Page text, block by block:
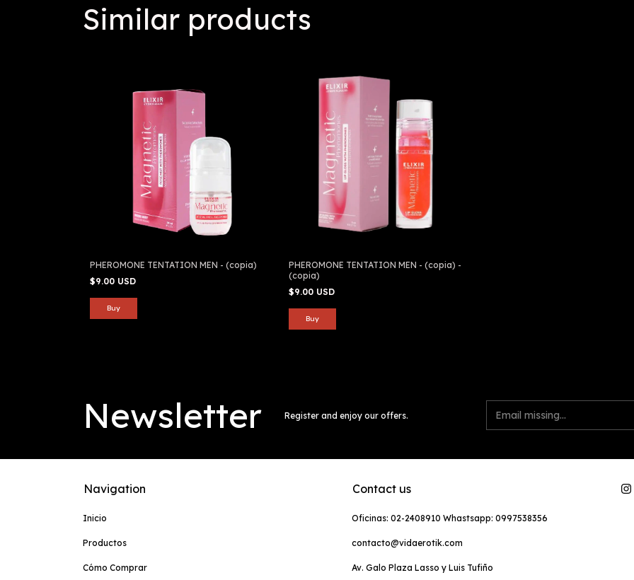
Similar products
PHEROMONE TENTATION MEN - (copia)
$9.00 USD
PHEROMONE TENTATION MEN - (copia) -
(copia)
$9.00 USD
Newsletter Register and enjoy our offers.
Navigation
Inicio
Productos
Cómo Comprar
Contact us
Oficinas: 02-2408910 Whastsapp: 0997538356
contacto@vidaerotik.com
Av. Galo Plaza Lasso y Luis Tufiño